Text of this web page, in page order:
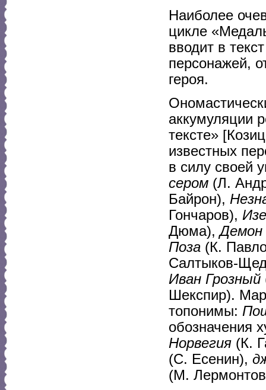
Наиболее
цикле
вводит в
персонажей,
героя.
аккумуляции
тексте»
известных
в силу своей
сером (Л.
Байрон),
Гончаров),
Дюма),Демон
Поза (К.
Салтыков-
Иван Грозный
Шекспир).
топонимы:
обозначения
Норвегия (К.
(С. Есенин),
(М.